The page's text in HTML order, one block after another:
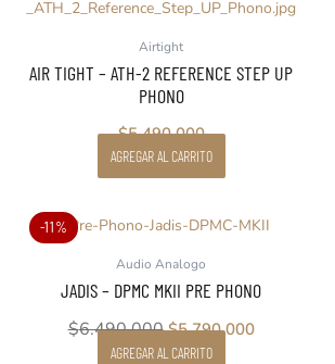
Airtight
AIR TIGHT – ATH-2 REFERENCE STEP UP
PHONO
$5.490.000
AGREGAR AL CARRITO
-11%
Audio Analogo
JADIS – DPMC MKII PRE PHONO
$6.490.000
El
original
era:
$6.490.000.
$5.790.000
El
es:
$5.790.000.
AGREGAR AL CARRITO